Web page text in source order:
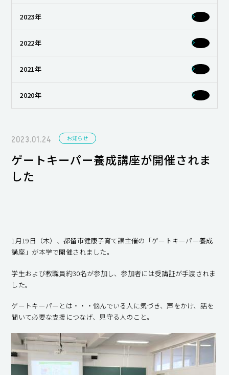
就職・キャリア支援
2023年
2022年
2021年
2020年
2023.01.24 お知らせ
ゲートキーパー養成講座が開催されま
した
1月19日（木）、都留市健康子育て課主催の「ゲートキーパー養成
講座」が本学で開催されました。
学生および教職員約30名が参加し、参加者には受講証が手渡されま
した。
ゲートキーパーとは・・・悩んでいる人に気づき、声をかけ、話を
聞いて必要な支援につなげ、見守る人のこと。